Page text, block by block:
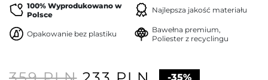
100% Wyprodukowano w
Polsce
Najlepsza jakość materiału
Opakowanie bez plastiku
Bawełna premium,
Poliester z recyclingu
-35%